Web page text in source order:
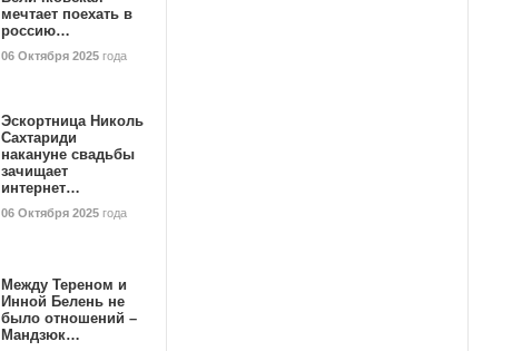
мечтает поехать в
россию…
06 Октября 2025 года
Эскортница Николь
Сахтариди
накануне свадьбы
зачищает
интернет…
06 Октября 2025 года
Между Тереном и
Инной Белень не
было отношений –
Мандзюк…